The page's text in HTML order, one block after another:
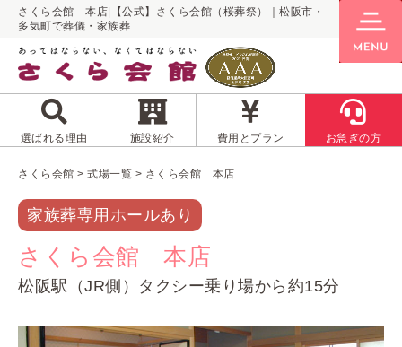
さくら会館 本店|【公式】さくら会館（桜葬祭）｜松阪市・
多気町で葬儀・家族葬
選ばれる理由 施設紹介 費用とプラン お急ぎの方
さくら会館 > 式場一覧 > さくら会館 本店
家族葬専用ホールあり
さくら会館 本店
松阪駅（JR側）タクシー乗り場から約15分